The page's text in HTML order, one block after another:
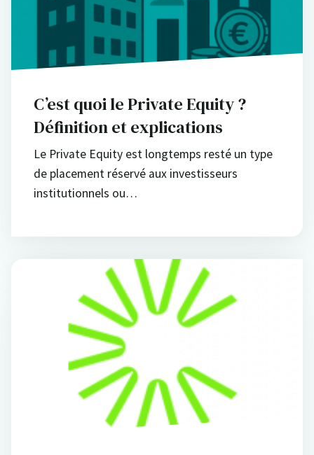
C’est quoi le Private Equity ?
Définition et explications
Le Private Equity est longtemps resté un type
de placement réservé aux investisseurs
institutionnels ou…